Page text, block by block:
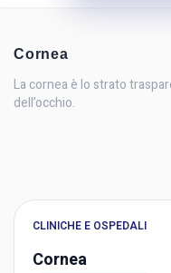
Cornea
La cornea è lo strato
dell’occhio.
CLINICHE E OSPEDALI
Cornea